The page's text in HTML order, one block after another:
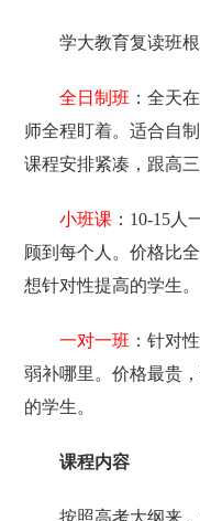
学大教育复读班
全日制班 ：全天
师全程盯着。适合自
课程安排紧凑，跟高
小班课 ：10-15
顾到每个人。价格比
想针对性提高的学生。
一对一班 ：针对
弱补哪里。价格最贵
的学生。
课程内容
按照高考大纲来